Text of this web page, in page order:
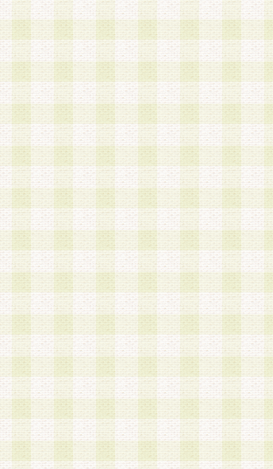
c.会員からの電話、メール等の問い合わせなどへ
d.その他これらに付随する業務
2.当社は、会員個人を識別することのできる情報
会員情報を本人の承諾なく第三者に開示すること
人を識別できる情報について第三者に開示または
社は事前に会員本人の同意を得るものとします。
3.前項の定めに拘わらず、当社は、以下の目的に
意を 得ることなく、会員個人を識別できる情報
づき選定した委託業者に対して当社の責任におい
できるものとします。な お、当社は、当該委託
契約を締結しこれを遵守させるとともに、本規約
の注意をもって当該情報を使用させるものとし ま
a.本サービスに係る謝礼、景品、調査サンプル品
b.会員からの電話、メール等の問い合わせなどへ
c.モバイルリサーチ、またはグループ形式による
実施もしくは運営
d.その他これらに付随する業務
4.会員は、住所、電話番号その他の登録情報につ
合は、速やかに当社所定の変更手続きを行うもの
5.当社は、必要と認めた場合、会員に対して、電
手段により登録情報の対象者が会員登録者本人で
の内容が正確であること、アンケートの回答内容
うことができるものとます。
6.会員は、会員登録後当社が定期的に行う登録情
して、当社指定の期間内に更新手続きを行うもの
該期間内に更新手続きを行わない場合、その時点
発行したポイントは失効されるものとします。